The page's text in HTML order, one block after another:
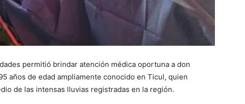
permitió brindar atención médica oportuna a don
años de edad ampliamente conocido en Ticul, quien
de las intensas lluvias registradas en la región.